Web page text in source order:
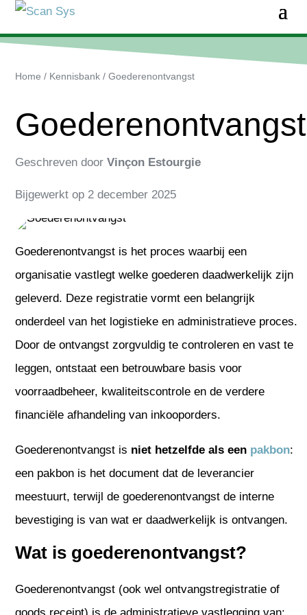
Home / Kennisbank /Goederenontvangst
Goederenontvangst
Geschreven doorVinçon Estourgie
Bijgewerkt op 2 december 2025
Goederenontvangst is het proces waarbij een
organisatie vastlegt welke goederen daadwerkelijk zijn
geleverd. Deze registratie vormt een belangrijk
onderdeel van het logistieke en administratieve proces.
Door de ontvangst zorgvuldig te controleren en vast te
leggen, ontstaat een betrouwbare basis voor
voorraadbeheer, kwaliteitscontrole en de verdere
financiële afhandeling van inkooporders.
Goederenontvangst is niet hetzelfde als een pakbon:
een pakbon is het document dat de leverancier
meestuurt, terwijl de goederenontvangst de interne
bevestiging is van wat er daadwerkelijk is ontvangen.
Wat is goederenontvangst?
Goederenontvangst (ook wel ontvangstregistratie of